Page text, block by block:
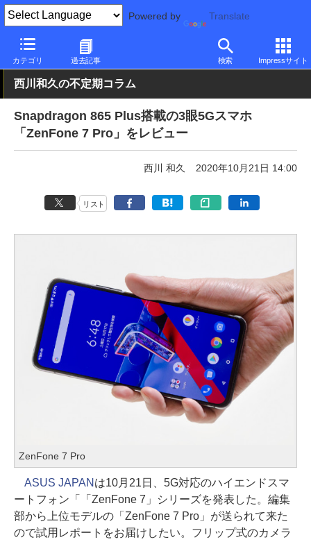
Powered by Translate
カテゴリ 過去記事 検索 Impressサイト
PC Watch パソコン/タブレット/スマートフォン スマートフォン
西川和久の不定期コラム
Snapdragon 865 Plus搭載の3眼5Gスマホ
「ZenFone 7 Pro」をレビュー
西川 和久 2020年10月21日 14:00
リスト
ZenFone 7 Pro
ASUS JAPAN は10月21日、5G対応のハイエンドスマ
ートフォン「「ZenFone 7」シリーズを発表した。編集
部から上位モデルの「ZenFone 7 Pro」が送られて来た
ので試用レポートをお届けしたい。フリップ式のカメラ